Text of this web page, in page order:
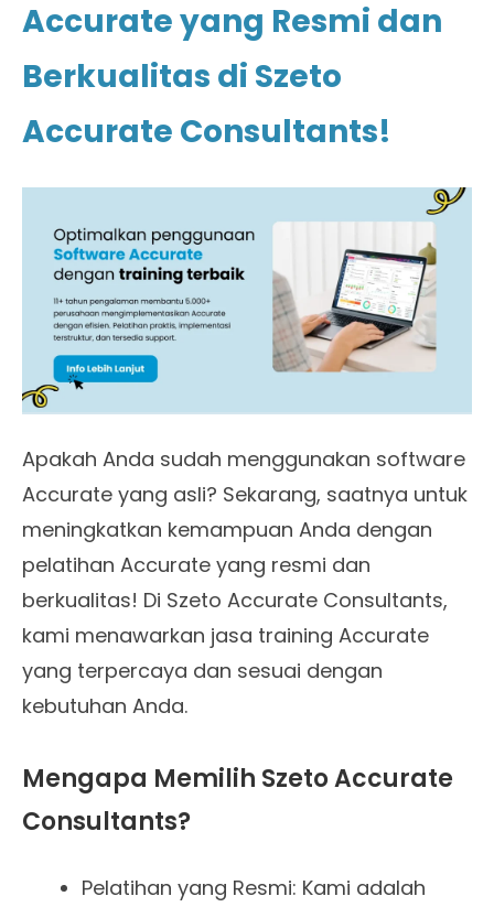
Accurate yang Resmi dan
Berkualitas di Szeto
Accurate Consultants!
Apakah Anda sudah menggunakan software
Accurate yang asli? Sekarang, saatnya untuk
meningkatkan kemampuan Anda dengan
pelatihan Accurate yang resmi dan
berkualitas! Di Szeto Accurate Consultants,
kami menawarkan jasa training Accurate
yang terpercaya dan sesuai dengan
kebutuhan Anda.
Mengapa Memilih Szeto Accurate
Consultants?
Pelatihan yang Resmi: Kami adalah